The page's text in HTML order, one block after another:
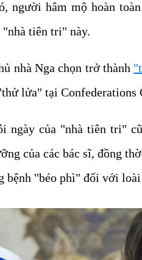
người hâm mộ hoàn
tiên tri" này.
nhà Nga chọn trở thành
lửa" tại Confederations
ngày của "nhà tiên tri"
của các bác sĩ, đồng
bệnh "béo phì" đối với